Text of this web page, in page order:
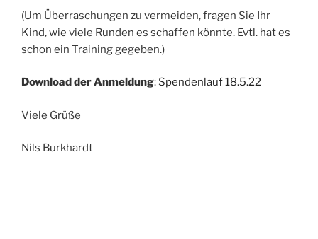
(Um Überraschungen zu vermeiden, fragen Sie Ihr
Kind, wie viele Runden es schaffen könnte. Evtl. hat es
schon ein Training gegeben.)
Download der Anmeldung: Spendenlauf 18.5.22
Viele Grüße
Nils Burkhardt